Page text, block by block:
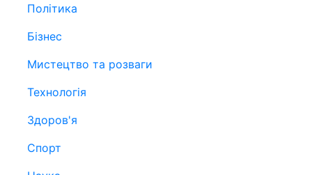
Політика
Бізнес
Мистецтво та розваги
Технологія
Здоров'я
Спорт